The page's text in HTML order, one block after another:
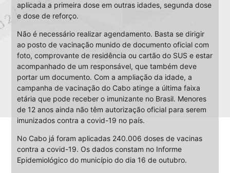
aplicada a primeira dose em outras idades, segunda dose
e dose de reforço.
Não é necessário realizar agendamento. Basta se dirigir
ao posto de vacinação munido de documento oficial com
foto, comprovante de residência ou cartão do SUS e estar
acompanhado de um responsável, que também deve
portar um documento. Com a ampliação da idade, a
campanha de vacinação do Cabo atinge a última faixa
etária que pode receber o imunizante no Brasil. Menores
de 12 anos ainda não têm autorização oficial para serem
imunizados contra a covid-19 no país.
No Cabo já foram aplicadas 240.006 doses de vacinas
contra a covid-19. Os dados constam no Informe
Epidemiológico do município do dia 16 de outubro.